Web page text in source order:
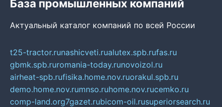
База промышленных компаний
Актуальный каталог компаний по всей России
t25-tractor.runashicveti.rualutex.spb.rufas.ru
gbmk.spb.ruromania-today.runovoizol.ru
airheat-spb.rufisika.home.nov.ruorakul.spb.ru
demo.home.nov.rumnso.ruhome.nov.rucemko.ru
comp-land.org7gazet.rubicom-oil.rusuperiorsearch.ru